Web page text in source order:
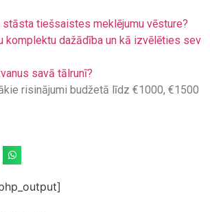
stāsta tiešsaistes meklējumu vēsture?
komplektu dažādība un kā izvēlēties sev
savā tālrunī?
risinājumi budžetā līdz €1000, €1500